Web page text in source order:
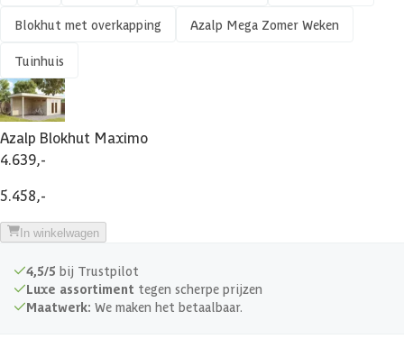
Isolatieglas
Kant en klaar geverfd
mogelijk
Veranda
Afmetingen deur
Soort dak Massief
Blokhut met overkapping Azalp Mega Zomer Weken
Tuinhuis
Azalp Blokhut Maximo
4.639,-
5.458,-
In winkelwagen
4,5/5 bij Trustpilot
Luxe assortiment tegen scherpe prijzen
Maatwerk: We maken het betaalbaar.